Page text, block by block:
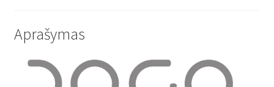
Aprašymas